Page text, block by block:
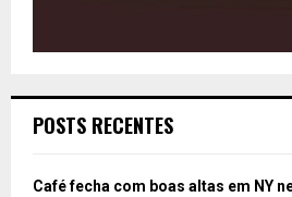
POSTS RECENTES
Café fecha com boas altas em NY